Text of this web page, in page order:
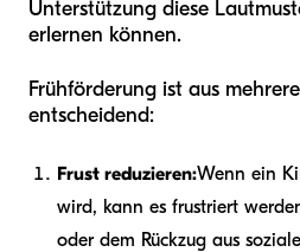
Unterstützung diese
erlernen können.
Frühförderung ist aus
entscheidend:
Frust reduzieren:Wenn ein
wird, kann es frustriert
oder dem Rückzug aus